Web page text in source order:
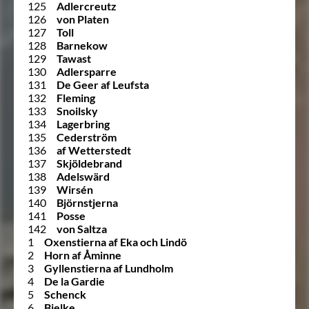
125
Adlercreutz
126
von Platen
127
Toll
128
Barnekow
129
Tawast
130
Adlersparre
131
De Geer af Leufsta
132
Fleming
133
Snoilsky
134
Lagerbring
135
Cederström
136
af Wetterstedt
137
Skjöldebrand
138
Adelswärd
139
Wirsén
140
Björnstjerna
141
Posse
142
von Saltza
1
Oxenstierna af Eka och Lindö
2
Horn af Åminne
3
Gyllenstierna af Lundholm
4
De la Gardie
5
Schenck